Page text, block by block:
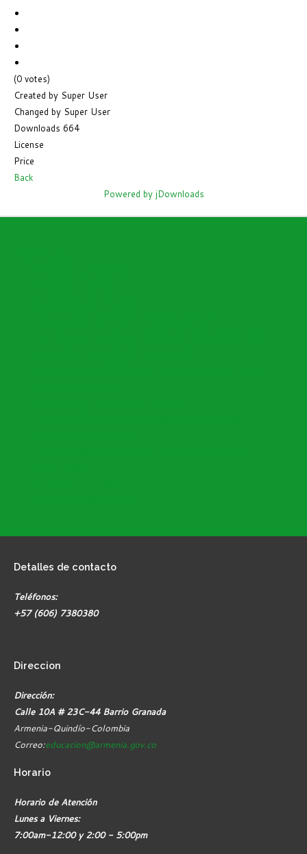
(0 votes)
Created by Super User
Changed by Super User
Downloads 664
License
Price
Back
Powered by jDownloads
Detalles de contacto
Teléfonos:
+57 (606) 7380380
Direccion
Dirección:
Calle 10A # 23C-44 Barrio Granada
Armenia-Quindío-Colombia
Correo:educacion@armenia.gov.co
Horario
Horario de Atención
Lunes a Viernes:
7:00am-12:00 y 2:00 - 5:00pm